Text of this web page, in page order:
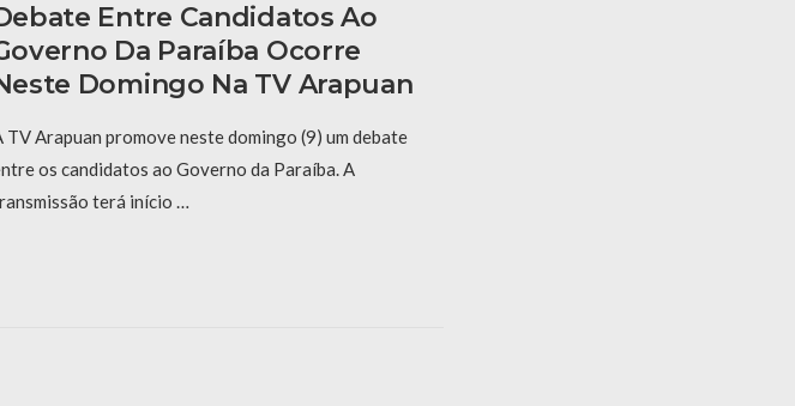
Entre Candidatos Ao
Da Paraíba Ocorre
Domingo Na TV Arapuan
TV Arapuan promove neste domingo (9) um debate
os candidatos ao Governo da Paraíba. A
terá início …